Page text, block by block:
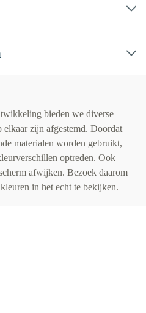
bieden we diverse
zijn afgestemd. Doordat
materialen worden gebruikt,
optreden. Ook
afwijken. Bezoek daarom
in het echt te bekijken.